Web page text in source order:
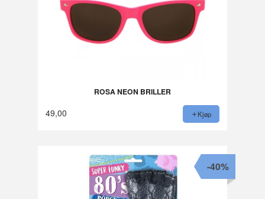
ROSA NEON BRILLER
49,00 Kjøp
-40%